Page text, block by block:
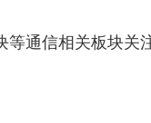
等通信相关板块关